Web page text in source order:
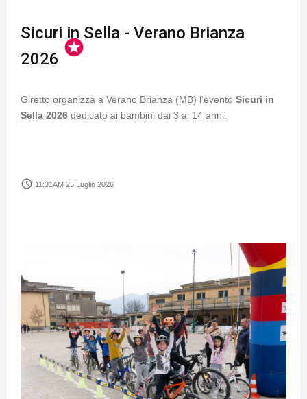
Sicuri in Sella - Verano Brianza
2026
stars
Giretto organizza a Verano Brianza (MB) l'evento Sicuri in
Sella 2026 dedicato ai bambini dai 3 ai 14 anni.
access_time 11:31AM 25 Luglio 2026